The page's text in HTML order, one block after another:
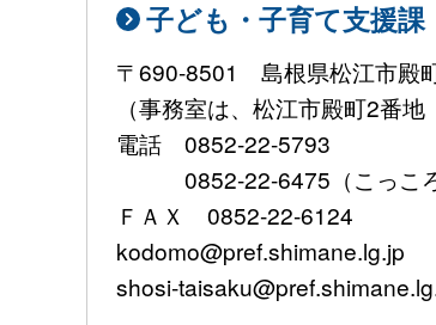
子ども・子育て支援課
〒690-8501 島根県松江市殿
（事務室は、松江市殿町2番
電話 0852-22-5793
0852-22-6475（こっころ
ＦＡＸ 0852-22-6124
kodomo@pref.shimane.lg.jp
shosi-